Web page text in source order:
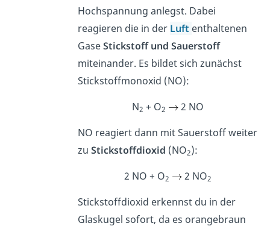
Hochspannung anlegst. Dabei
reagieren die in der Luft enthaltenen
GaseStickstoff und Sauerstoff
miteinander. Es bildet sich zunächst
Stickstoffmonoxid (NO):
N2 + O2
2 NO
NO reagiert dann mit Sauerstoff weiter
zuStickstoffdioxid (NO2):
2 NO + O2 2 NO2
Stickstoffdioxid erkennst du in der
Glaskugel sofort, da es orangebraun